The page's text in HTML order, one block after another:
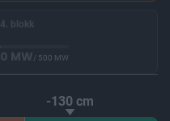
4. blokk
0 MW/ 500 MW
-130 cm